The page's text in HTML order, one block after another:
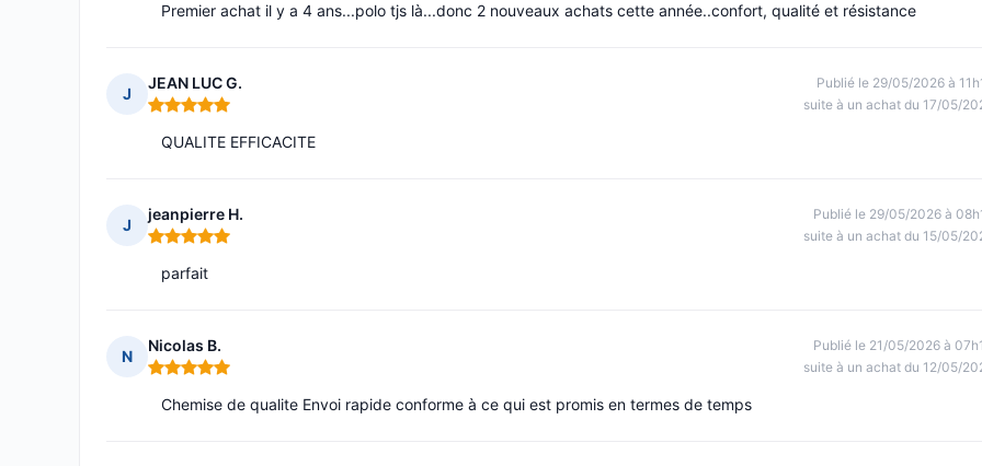
Premier achat il y a 4 ans...polo tjs là...donc 2 nouveaux achats cette année..confort, qualité et résistance
J
JEAN LUC G.
Note : 5 sur 5
Publié le 29/05/2026 à
suite à un achat du 17/05/
QUALITE EFFICACITE
J
jeanpierre H.
Note : 5 sur 5
Publié le 29/05/2026 à
suite à un achat du 15/05/
parfait
N
Nicolas B.
Note : 5 sur 5
Publié le 21/05/2026 à
suite à un achat du 12/05/
Chemise de qualite Envoi rapide conforme à ce qui est promis en termes de temps